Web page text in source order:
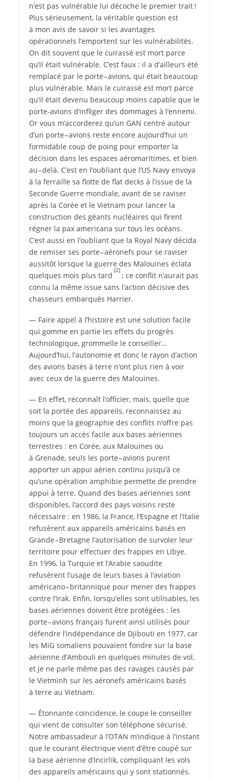
n’est pas vulnérable lui décoche le premier trait !
Plus sérieusement, la véritable question est
à mon avis de savoir si les avantages
opérationnels l’emportent sur les vulnérabilités.
On dit souvent que le cuirassé est mort parce
qu’il était vulnérable. C’est faux : il a d’ailleurs été
remplacé par le porte – avions, qui était beaucoup
plus vulnérable. Mais le cuirassé est mort parce
qu’il était devenu beaucoup moins capable que le
porte-avions d’infliger des dommages à l’ennemi.
Or vous m’accorderez qu’un GAN centré autour
d’un porte – avions reste encore aujourd’hui un
formidable coup de poing pour emporter la
décision dans les espaces aéromaritimes, et bien
au – delà. C’est en l’oubliant que l’US Navy envoya
à la ferraille sa flotte de flat decks à l’issue de la
Seconde Guerre mondiale, avant de se raviser
après la Corée et le Vietnam pour lancer la
construction des géants nucléaires qui firent
régner la pax americana sur tous les océans.
C’est aussi en l’oubliant que la Royal Navy décida
de remiser ses porte – aéronefs pour se raviser
aussitôt lorsque la guerre des Malouines éclata
quelques mois plus tard
(2)
; ce conflit n’aurait pas
connu la même issue sans l’action décisive des
chasseurs embarqués Harrier.
— Faire appel à l’histoire est une solution facile
qui gomme en partie les effets du progrès
technologique, grommelle le conseiller…
Aujourd’hui, l’autonomie et donc le rayon d’action
des avions basés à terre n’ont plus rien à voir
avec ceux de la guerre des Malouines.
— En effet, reconnaît l’officier, mais, quelle que
soit la portée des appareils, reconnaissez au
moins que la géographie des conflits n’offre pas
toujours un accès facile aux bases aériennes
terrestres : en Corée, aux Malouines ou
à Grenade, seuls les porte – avions purent
apporter un appui aérien continu jusqu’à ce
qu’une opération amphibie permette de prendre
appui à terre. Quand des bases aériennes sont
disponibles, l’accord des pays voisins reste
nécessaire : en 1986, la France, l’Espagne et l’Italie
refusèrent aux appareils américains basés en
Grande – Bretagne l’autorisation de survoler leur
territoire pour effectuer des frappes en Libye.
En 1996, la Turquie et l’Arabie saoudite
refusèrent l’usage de leurs bases à l’aviation
américano – britannique pour mener des frappes
contre l’Irak. Enfin, lorsqu’elles sont utilisables, les
bases aériennes doivent être protégées : les
porte – avions français furent ainsi utilisés pour
défendre l’indépendance de Djibouti en 1977, car
les MiG somaliens pouvaient fondre sur la base
aérienne d’Ambouli en quelques minutes de vol,
et je ne parle même pas des ravages causés par
le Vietminh sur les aéronefs américains basés
à terre au Vietnam.
— Étonnante coïncidence, le coupe le conseiller
qui vient de consulter son téléphone sécurisé.
Notre ambassadeur à l’OTAN m’indique à l’instant
que le courant électrique vient d’être coupé sur
la base aérienne d’Incirlik, compliquant les vols
des appareils américains qui y sont stationnés.